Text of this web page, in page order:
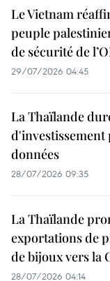
Le Vietnam
peuple
de sécurité de
29/07/2026 04:45
La Thaïlande
d'investissement
données
28/07/2026 09:35
La Thaïlande
exportations de
de bijoux vers la
28/07/2026 04:14